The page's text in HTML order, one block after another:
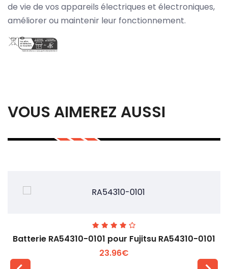
de vie de vos appareils électriques et électroniques,
améliorer ou maintenir leur fonctionnement.
VOUS AIMEREZ AUSSI
Batterie RA54310-0101 pour Fujitsu RA54310-0101
23.96€